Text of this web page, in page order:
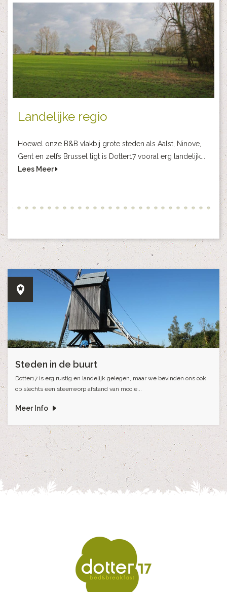
Landelijke regio
Hoewel onze B&B vlakbij grote steden als Aalst, Ninove,
Gent en zelfs Brussel ligt is Dotter17 vooral erg landelijk...
Lees Meer
Steden in de buurt
Dotter17 is erg rustig en landelijk gelegen, maar we bevinden ons ook
op slechts een steenworp afstand van mooie...
Meer Info